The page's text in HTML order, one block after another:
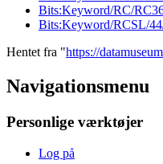
Bits:Keyword/RC/
Bits:Keyword/RCSL/
Hentet fra "https://
Navigationsmenu
Personlige værktøjer
Log på